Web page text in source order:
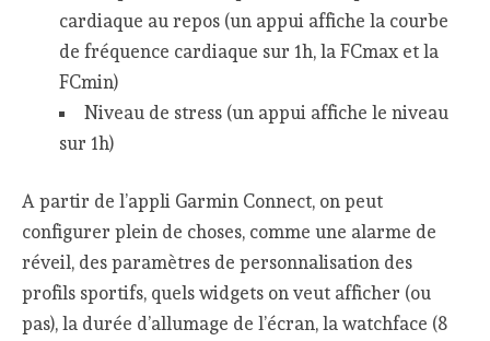
cardiaque au repos (un appui affiche la courbe
de fréquence cardiaque sur 1h, la FCmax et la
FCmin)
Niveau de stress (un appui affiche le niveau
sur 1h)
A partir de l’appli Garmin Connect, on peut
configurer plein de choses, comme une alarme de
réveil, des paramètres de personnalisation des
profils sportifs, quels widgets on veut afficher (ou
pas), la durée d’allumage de l’écran, la watchface (8